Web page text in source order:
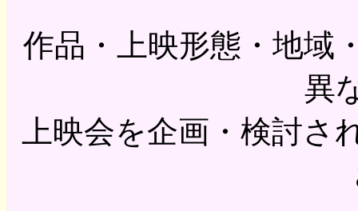
作品・上映形態・地域
異
上映会を企画・検討